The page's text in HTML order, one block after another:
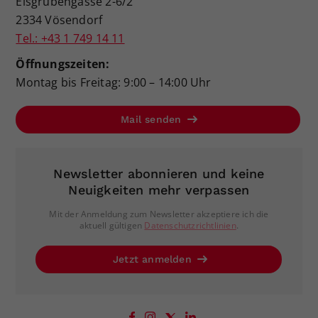
2334 Vösendorf
Tel.: +43 1 749 14 11
Öffnungszeiten:
Montag bis Freitag: 9:00 – 14:00 Uhr
Mail senden
Newsletter abonnieren und keine
Neuigkeiten mehr verpassen
Mit der Anmeldung zum Newsletter akzeptiere ich die
aktuell gültigen Datenschutzrichtlinien.
Jetzt anmelden